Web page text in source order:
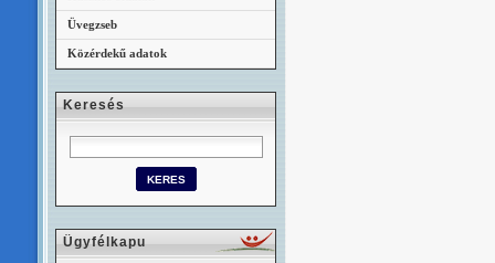
Üvegzseb
Közérdekű adatok
Keresés
Ügyfélkapu